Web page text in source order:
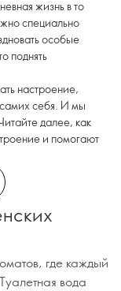
жизнь в то
специально
особые
поднять
настроение,
себя. И мы
далее, как
и помогают
где каждый
вода